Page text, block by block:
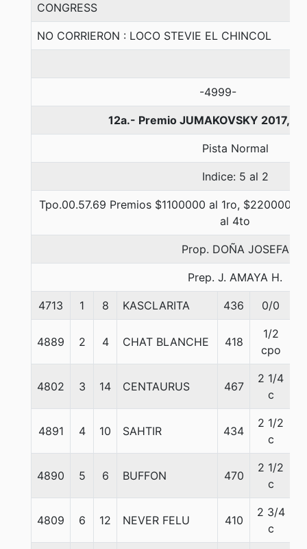
CONGRESS
NO CORRIERON : LOCO STEVIE EL CHINCOL
-4999-
12a.- Premio JUMAKOVSKY 2017,
Pista Normal
Indice: 5 al 2
Tpo.00.57.69 Premios $1100000 al 1ro, $220000
al 4to
Prop. DOÑA JOSEFA
Prep. J. AMAYA H.
4713 1 8 KASCLARITA 436 0/0
4889 2 4 CHAT BLANCHE 418
1/2
cpo
4802 3 14 CENTAURUS 467
2 1/4
c
4891 4 10 SAHTIR 434
2 1/2
c
4890 5 6 BUFFON 470
2 1/2
c
4809 6 12 NEVER FELU 410
2 3/4
c